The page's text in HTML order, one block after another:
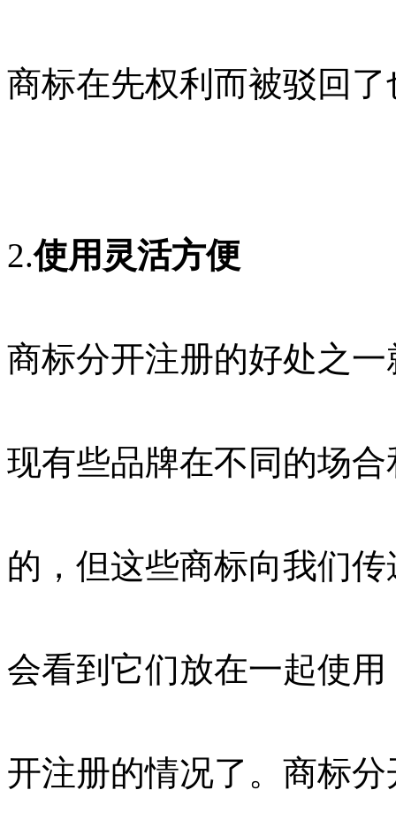
商标在先权利而被驳回
2.使用灵活方便
商标分开注册的好处之
现有些品牌在不同的场
的，但这些商标向我们
会看到它们放在一起使
开注册的情况了。商标